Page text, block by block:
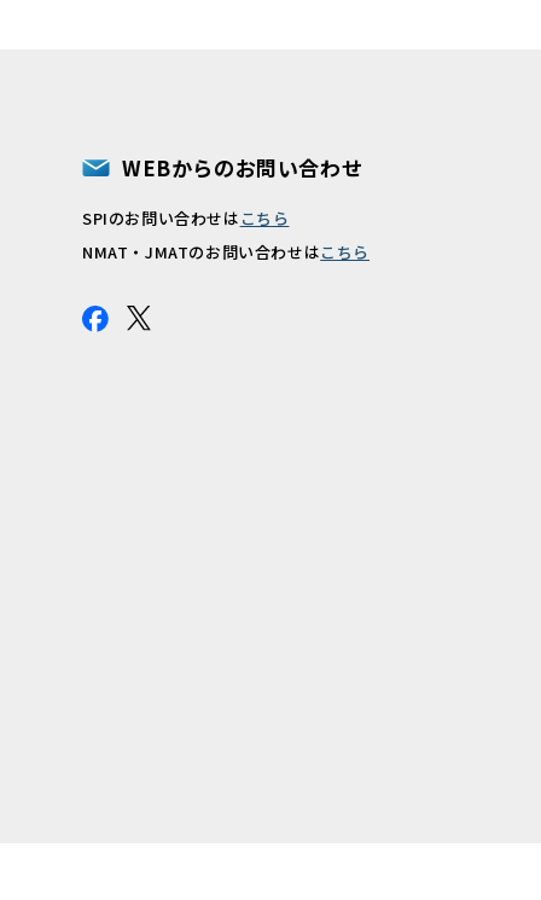
WEBからのお問い合わせ
SPIのお問い合わせは こちら
NMAT・JMATのお問い合わせはこちら